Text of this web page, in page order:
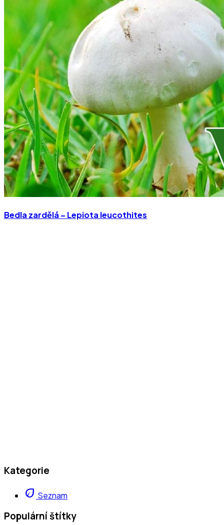
Bedla zardělá – Lepiota leucothites
Kategorie
eco Seznam
Populární štítky